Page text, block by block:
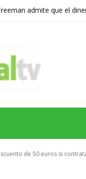
admite que el
de 50 euros si